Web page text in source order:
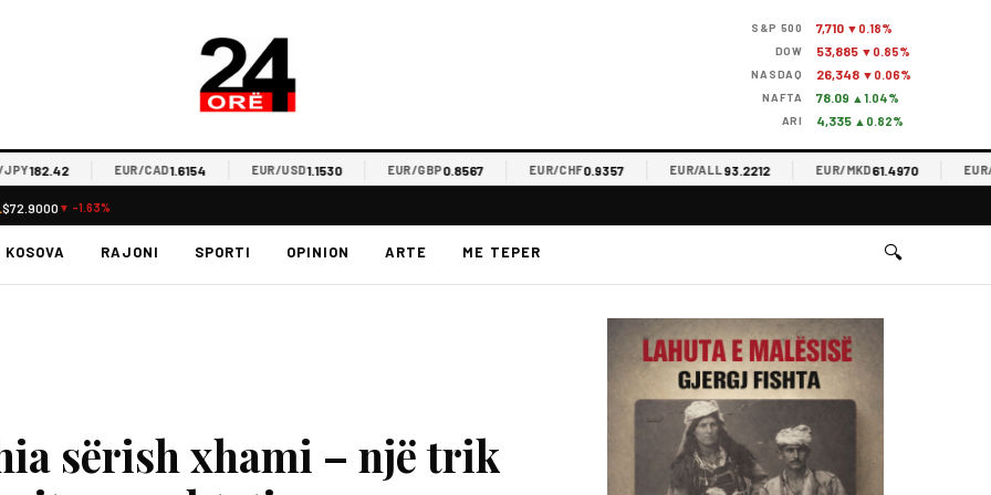
S&P 500 7,710 ▼0.18%
DOW 53,885 ▼0.85%
NASDAQ 26,348 ▼0.06%
NAFTA 78.09 ▲1.04%
ARI 4,335 ▲0.82%
EUR/CAD1.6154 EUR/USD1.1530 EUR/GBP0.8567 EUR/CHF0.9357 EUR/ALL93.2212 EUR/MKD61.4970 EUR/RSD
$72.9000 ▼ -1.63%
KOSOVA RAJONI SPORTI OPINION ARTE ME TEPER 🔍
sërish xhami – një trik